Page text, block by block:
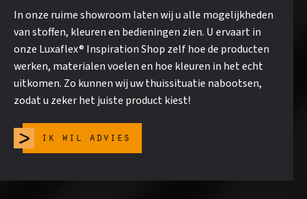
In onze ruime showroom laten wij u alle mogelijkheden
van stoffen, kleuren en bedieningen zien. U ervaart in
onze Luxaflex® Inspiration Shop zelf hoe de producten
werken, materialen voelen en hoe kleuren in het echt
uitkomen. Zo kunnen wij uw thuissituatie nabootsen,
zodat u zeker het juiste product kiest!
ik wil advies